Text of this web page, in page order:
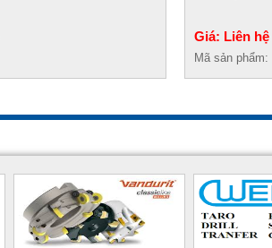
Giá: Liên hệ
Mã sản phẩm: